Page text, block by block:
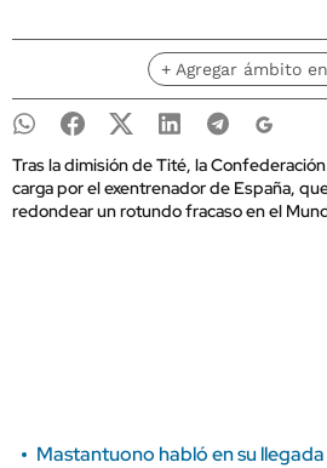
+ Agregar ámbito en
Tras la dimisión de Tité, la
carga por el exentrenador de España,
redondear un rotundo fracaso en el
Mastantuono habló en su